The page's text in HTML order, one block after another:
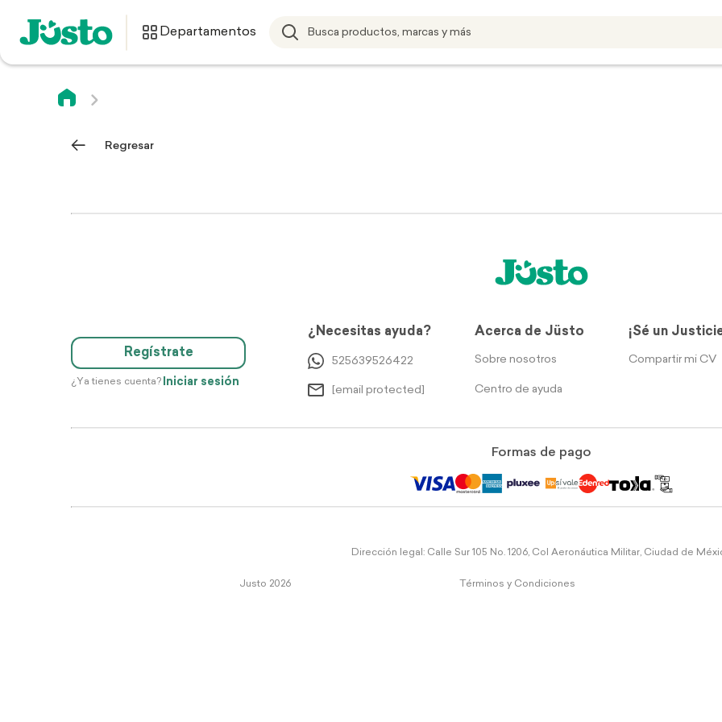
Departamentos
Regresar
Regístrate
¿Ya tienes cuenta? Iniciar sesión
¿Necesitas ayuda?
525639526422
[email protected]
Acerca de Jüsto
Sobre nosotros
Centro de ayuda
¡Sé un
Compartir mi CV
Formas de pago
Dirección legal: Calle Sur 105 No. 1206, Col Aeronáutica Militar, Ciudad de
Justo 2026 Términos y Condiciones